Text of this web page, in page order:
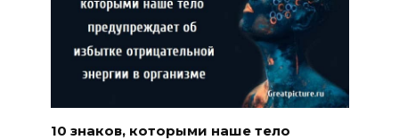
10 знаков, которыми наше тело